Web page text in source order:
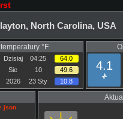
North Carolina, USA
°F
Dzisiaj 04:25
64.0
Sie 10
49.6
2026 23 Sty 10.8
4.1